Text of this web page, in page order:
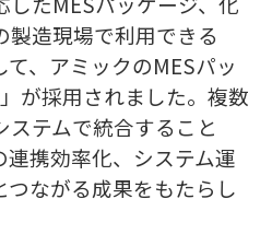
造現場で利用できる
て、アミックのMESパッ
が採用されました。複数
テムで統合すること
携効率化、システム運
ながる成果をもたらし